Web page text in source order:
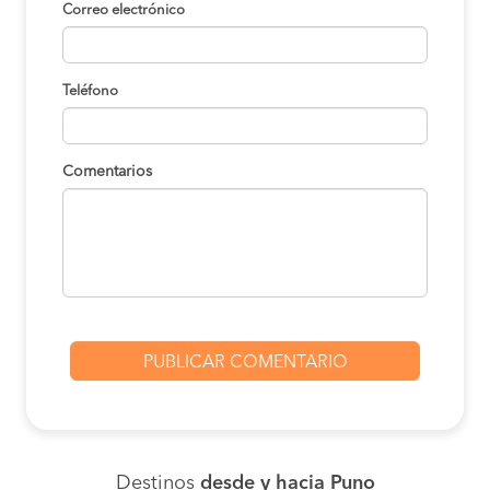
Correo electrónico
Teléfono
Comentarios
Destinos desde y hacia Puno